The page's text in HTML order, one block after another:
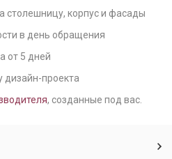
столешницу, корпус и фасады
в день обращения
от 5 дней
дизайн-проекта
, созданные под вас.